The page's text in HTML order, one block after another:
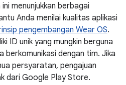
menunjukkan berbagai
Anda menilai kualitas aplikasi
pengembangan Wear OS.
ID unik yang mungkin berguna
berkomunikasi dengan tim. Jika
persyaratan, pengajuan
dari Google Play Store.